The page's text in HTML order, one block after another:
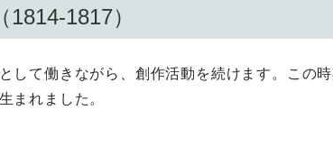
1817）
して働きながら、創作活動を続けます。この
まれました。